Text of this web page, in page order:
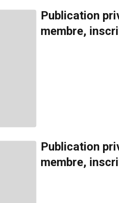
Publication
membre,
Publication
membre,